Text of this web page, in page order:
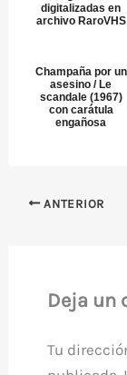
digitalizadas en
archivo RaroVHS
Champaña por un
asesino / Le
scandale (1967)
con carátula
engañosa
ANTERIOR
Deja un
Tu